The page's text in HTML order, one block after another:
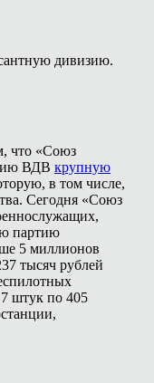
дивизию.
что «Союз
ВДВ крупную
в том числе,
Сегодня «Союз
партию
5 миллионов
тысяч рублей
штук по 405